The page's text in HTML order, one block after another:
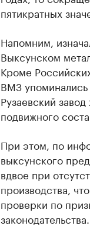
пятикратных
Напомним,
Выксунском
Кроме
ВМЗ упоминались
Рузаевский
подвижного
При этом, по
выксунского
вдвое при
производства,
проверки по
законодательства.